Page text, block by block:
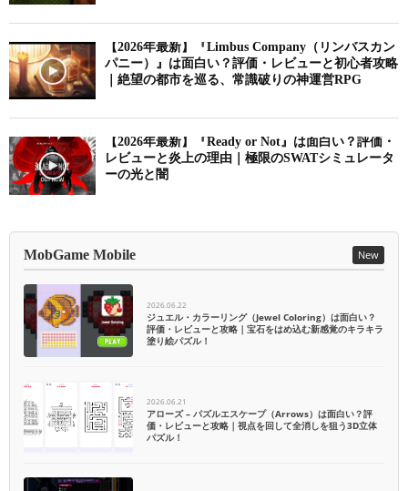
【2026年最新】『Limbus Company（リンバスカン
パニー）』は面白い？評価・レビューと初心者攻略
｜絶望の都市を巡る、常識破りの神運営RPG
【2026年最新】『Ready or Not』は面白い？評価・
レビューと炎上の理由｜極限のSWATシミュレータ
ーの光と闇
MobGame Mobile New
2026.06.22
ジュエル・カラーリング（Jewel Coloring）は面白い？
評価・レビューと攻略｜宝石をはめ込む新感覚のキラキラ
塗り絵パズル！
2026.06.21
アローズ – パズルエスケープ（Arrows）は面白い？評
価・レビューと攻略｜視点を回して全消しを狙う3D立体
パズル！